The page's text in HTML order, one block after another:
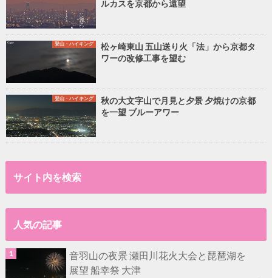
ルカスを京都から遠望
登山・ハイキング
松ヶ崎東山 五山送り火「法」から京都タ
ワーの改修工事を望む
登山・ハイキング
秋の大文字山で月見と夕景 夕焼けの京都
を一望 ブルーアワー
サイト内を検索
人気の記事
音羽山の夜景 瀬田川花火大会と琵琶湖を
展望 船幸祭 大津